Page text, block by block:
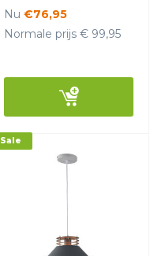
Grado
Nu €76,95
Normale prijs € 99,95
Sale